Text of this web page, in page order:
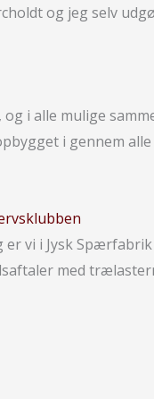
og jeg selv
i alle mulige
i gennem
er vi i Jysk
med